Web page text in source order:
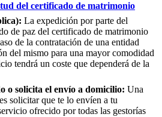
del certificado de matrimonio
La expedición por parte del
de paz del certificado de matrimonio
de la contratación de una entidad
del mismo para una mayor comodidad
tendrá un coste que dependerá de la
o solicita el envío a domicilio: Una
solicitar que te lo envíen a tu
ofrecido por todas las gestorías